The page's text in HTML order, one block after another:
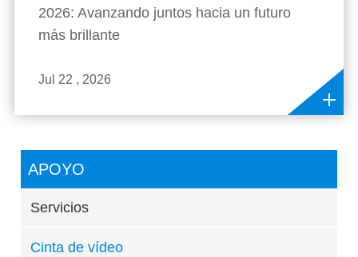
2026: Avanzando juntos hacia un futuro
más brillante
Jul 22 , 2026
APOYO
Servicios
Cinta de vídeo